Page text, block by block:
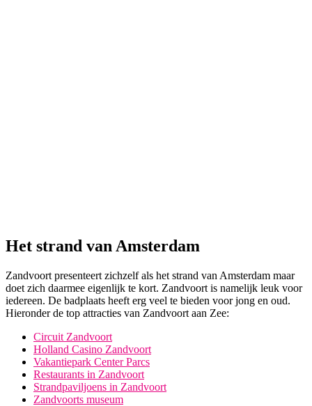
Het strand van Amsterdam
Zandvoort presenteert zichzelf als het strand van Amsterdam maar
doet zich daarmee eigenlijk te kort. Zandvoort is namelijk leuk voor
iedereen. De badplaats heeft erg veel te bieden voor jong en oud.
Hieronder de top attracties van Zandvoort aan Zee:
Circuit Zandvoort
Holland Casino Zandvoort
Vakantiepark Center Parcs
Restaurants in Zandvoort
Strandpaviljoens in Zandvoort
Zandvoorts museum